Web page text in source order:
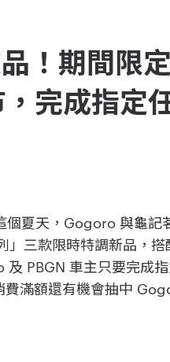
！期間限
完成指定
夏天，Gogoro 與龜記
」三款限時特調新品，
PBGN 車主只要完成
滿額還有機會抽中